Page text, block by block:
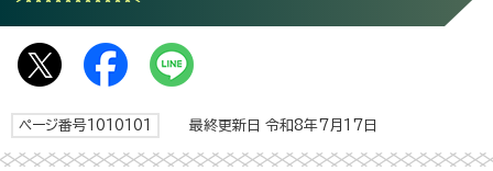
ページ番号1010101 最終更新日 令和8年7月17日